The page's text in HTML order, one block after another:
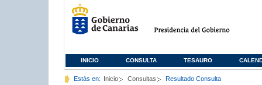
INICIO CONSULTA TESAURO
Estás en: Inicio Consultas Resultado Consulta